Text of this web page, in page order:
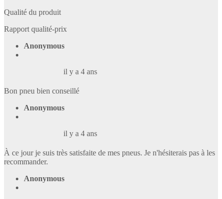
Qualité du produit
Rapport qualité-prix
Anonymous
il y a 4 ans
Bon pneu bien conseillé
Anonymous
il y a 4 ans
À ce jour je suis très satisfaite de mes pneus. Je n'hésiterais pas à les
recommander.
Anonymous